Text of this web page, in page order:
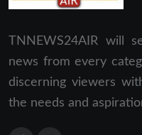
TNNEWS24AIR will
news from every
discerning viewers
the needs and